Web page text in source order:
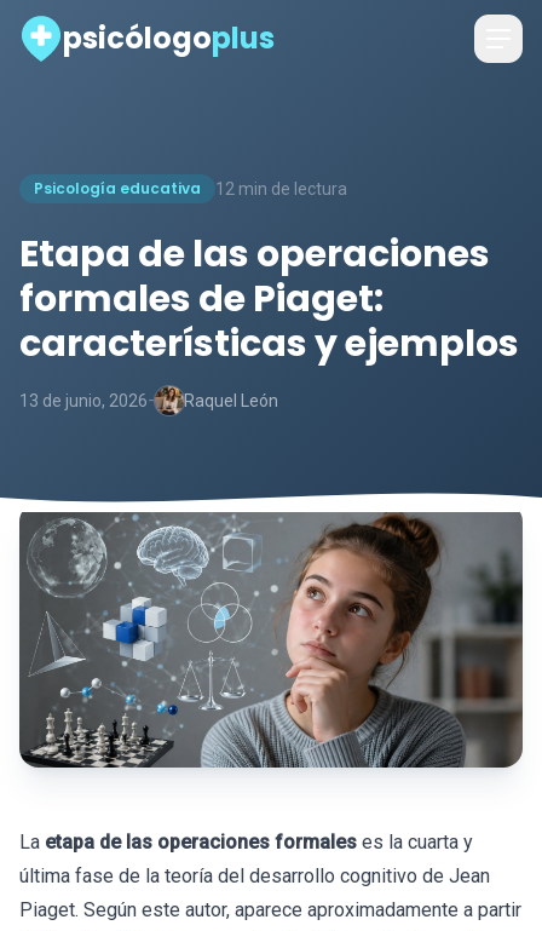
psicólogoplus
Psicología educativa 12 min de lectura
Etapa de las operaciones
formales de Piaget:
características y ejemplos
13 de junio, 2026- Raquel León
La etapa de las operaciones formales es la cuarta y
última fase de la teoría del desarrollo cognitivo de Jean
Piaget. Según este autor, aparece aproximadamente a partir